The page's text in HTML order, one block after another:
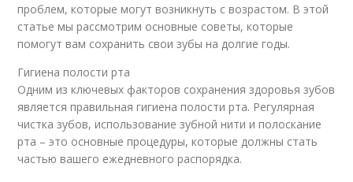
проблем, которые могут возникнуть с возрастом. В этой
статье мы рассмотрим основные советы, которые
помогут вам сохранить свои зубы на долгие годы.
Гигиена полости рта
Одним из ключевых факторов сохранения здоровья зубов
является правильная гигиена полости рта. Регулярная
чистка зубов, использование зубной нити и полоскание
рта – это основные процедуры, которые должны стать
частью вашего ежедневного распорядка.